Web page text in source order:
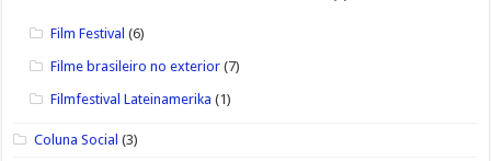
Film Festival (6)
Filme brasileiro no exterior (7)
Filmfestival Lateinamerika (1)
Coluna Social (3)